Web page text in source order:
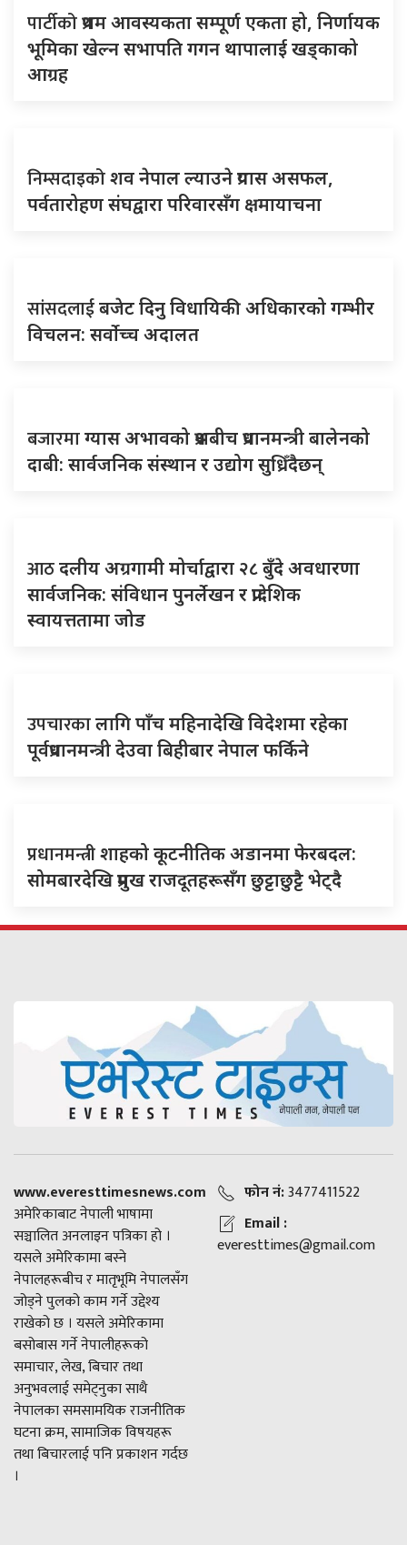
पार्टीकोप्रथम आवस्यकता सम्पूर्ण एकता हो, निर्णायक
भूमिका खेल्न सभापति गगन थापालाई खड्काको
आग्रह
निम्सदाइकोशव नेपाल ल्याउने प्रयास असफल,
पर्वतारोहण संघद्वारा परिवारसँग क्षमायाचना
सांसदलाईबजेट दिनु विधायिकी अधिकारको गम्भीर
विचलन: सर्वोच्च अदालत
बजारमाग्यास अभावको प्रश्नबीच प्रधानमन्त्री बालेनको
दाबी: सार्वजनिक संस्थान र उद्योग सुध्रिँदैछन्
आठदलीय अग्रगामी मोर्चाद्वारा २८ बुँदे अवधारणा
सार्वजनिक: संविधान पुनर्लेखन र प्रादेशिक
स्वायत्ततामा जोड
उपचारकालागि पाँच महिनादेखि विदेशमा रहेका
पूर्वप्रधानमन्त्री देउवा बिहीबार नेपाल फर्किने
प्रधानमन्त्रीशाहको कूटनीतिक अडानमा फेरबदल:
सोमबारदेखि प्रमुख राजदूतहरूसँग छुट्टाछुट्टै भेट्दै
www.everesttimesnews.com
अमेरिकाबाट नेपाली भाषामा
सञ्चालित अनलाइन पत्रिका हो ।
यसले अमेरिकामा बस्ने
नेपालहरूबीच र मातृभूमि नेपालसँग
जोड्ने पुलको काम गर्ने उद्देश्य
राखेको छ । यसले अमेरिकामा
बसोबास गर्ने नेपालीहरूको
समाचार, लेख, बिचार तथा
अनुभवलाई समेट्नुका साथै
नेपालका समसामयिक राजनीतिक
घटना क्रम, सामाजिक विषयहरू
तथा बिचारलाई पनि प्रकाशन गर्दछ
।
फोन नं:3477411522
Email :
everesttimes@gmail.com